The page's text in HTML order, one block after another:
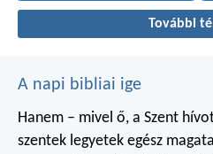
További
A napi bibliai ige
Hanem – mivel ő, a Szent
szentek legyetek egész